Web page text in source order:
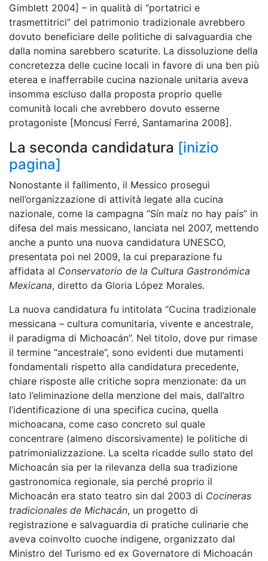
Gimblett 2004] – in qualità di “portatrici e
trasmettitrici” del patrimonio tradizionale avrebbero
dovuto beneficiare delle politiche di salvaguardia che
dalla nomina sarebbero scaturite. La dissoluzione della
concretezza delle cucine locali in favore di una ben più
eterea e inafferrabile cucina nazionale unitaria aveva
insomma escluso dalla proposta proprio quelle
comunità locali che avrebbero dovuto esserne
protagoniste [Moncusí Ferré, Santamarina 2008].
La seconda candidatura [inizio
pagina]
Nonostante il fallimento, il Messico proseguì
nell’organizzazione di attività legate alla cucina
nazionale, come la campagna “Sín maíz no hay país” in
difesa del mais messicano, lanciata nel 2007, mettendo
anche a punto una nuova candidatura UNESCO,
presentata poi nel 2009, la cui preparazione fu
affidata al Conservatorio de la Cultura Gastronómica
Mexicana, diretto da Gloria López Morales.
La nuova candidatura fu intitolata “Cucina tradizionale
messicana – cultura comunitaria, vivente e ancestrale,
il paradigma di Michoacán”. Nel titolo, dove pur rimase
il termine “ancestrale”, sono evidenti due mutamenti
fondamentali rispetto alla candidatura precedente,
chiare risposte alle critiche sopra menzionate: da un
lato l’eliminazione della menzione del mais, dall’altro
l’identificazione di una specifica cucina, quella
michoacana, come caso concreto sul quale
concentrare (almeno discorsivamente) le politiche di
patrimonializzazione. La scelta ricadde sullo stato del
Michoacán sia per la rilevanza della sua tradizione
gastronomica regionale, sia perché proprio il
Michoacán era stato teatro sin dal 2003 di Cocineras
tradicionales de Michacán, un progetto di
registrazione e salvaguardia di pratiche culinarie che
aveva coinvolto cuoche indigene, organizzato dal
Ministro del Turismo ed ex Governatore di Michoacán